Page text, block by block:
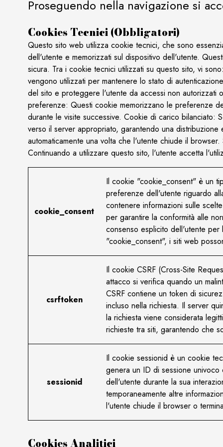
Proseguendo nella navigazione si
Cookies Tecnici (obbligatori)
Questo sito web utilizza cookie tecnici, che sono
dell'utente e memorizzati sul dispositivo dell'utente.
sicura. Tra i cookie tecnici utilizzati su questo sito, vi
vengono utilizzati per mantenere lo stato di
del sito e proteggere l'utente da accessi non autorizzati
preferenze: Questi cookie memorizzano le preferenze
durante le visite successive. Cookie di carico bilanciato:
verso il server appropriato, garantendo una
automaticamente una volta che l'utente chiude il
Continuando a utilizzare questo sito, l'utente accetta
cookie_consent
Il cookie "cookie_consent" è un
preferenze dell'utente riguardo
contenere informazioni sulle
per garantire la conformità alle
consenso esplicito dell'utente
"cookie_consent", i siti web
csrftoken
Il cookie CSRF (Cross-Site
attacco si verifica quando un
CSRF contiene un token di
incluso nella richiesta. Il server
la richiesta viene considerata
richieste tra siti, garantendo che
sessionid
Il cookie sessionid è un cookie
genera un ID di sessione
dell'utente durante la sua
temporaneamente altre
l'utente chiude il browser o
Cookies Analitici